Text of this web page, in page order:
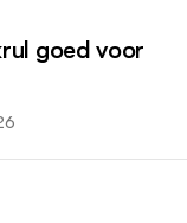
goed voor